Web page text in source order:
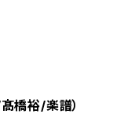
橋裕/楽譜）